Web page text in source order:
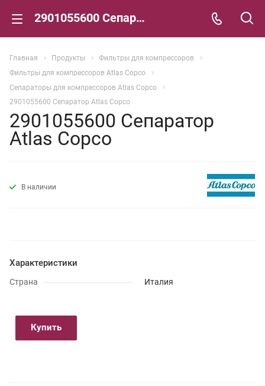
2901055600 Сепаратор Atlas Copco
Главная Продукты
Фильтры для компрессоров
Фильтры для компрессоров Atlas Copco
Сепараторы для компрессоров Atlas Copco
2901055600 Сепаратор Atlas Copco
2901055600 Сепаратор
Atlas Copco
В наличии
Характеристики
Страна Италия
Купить